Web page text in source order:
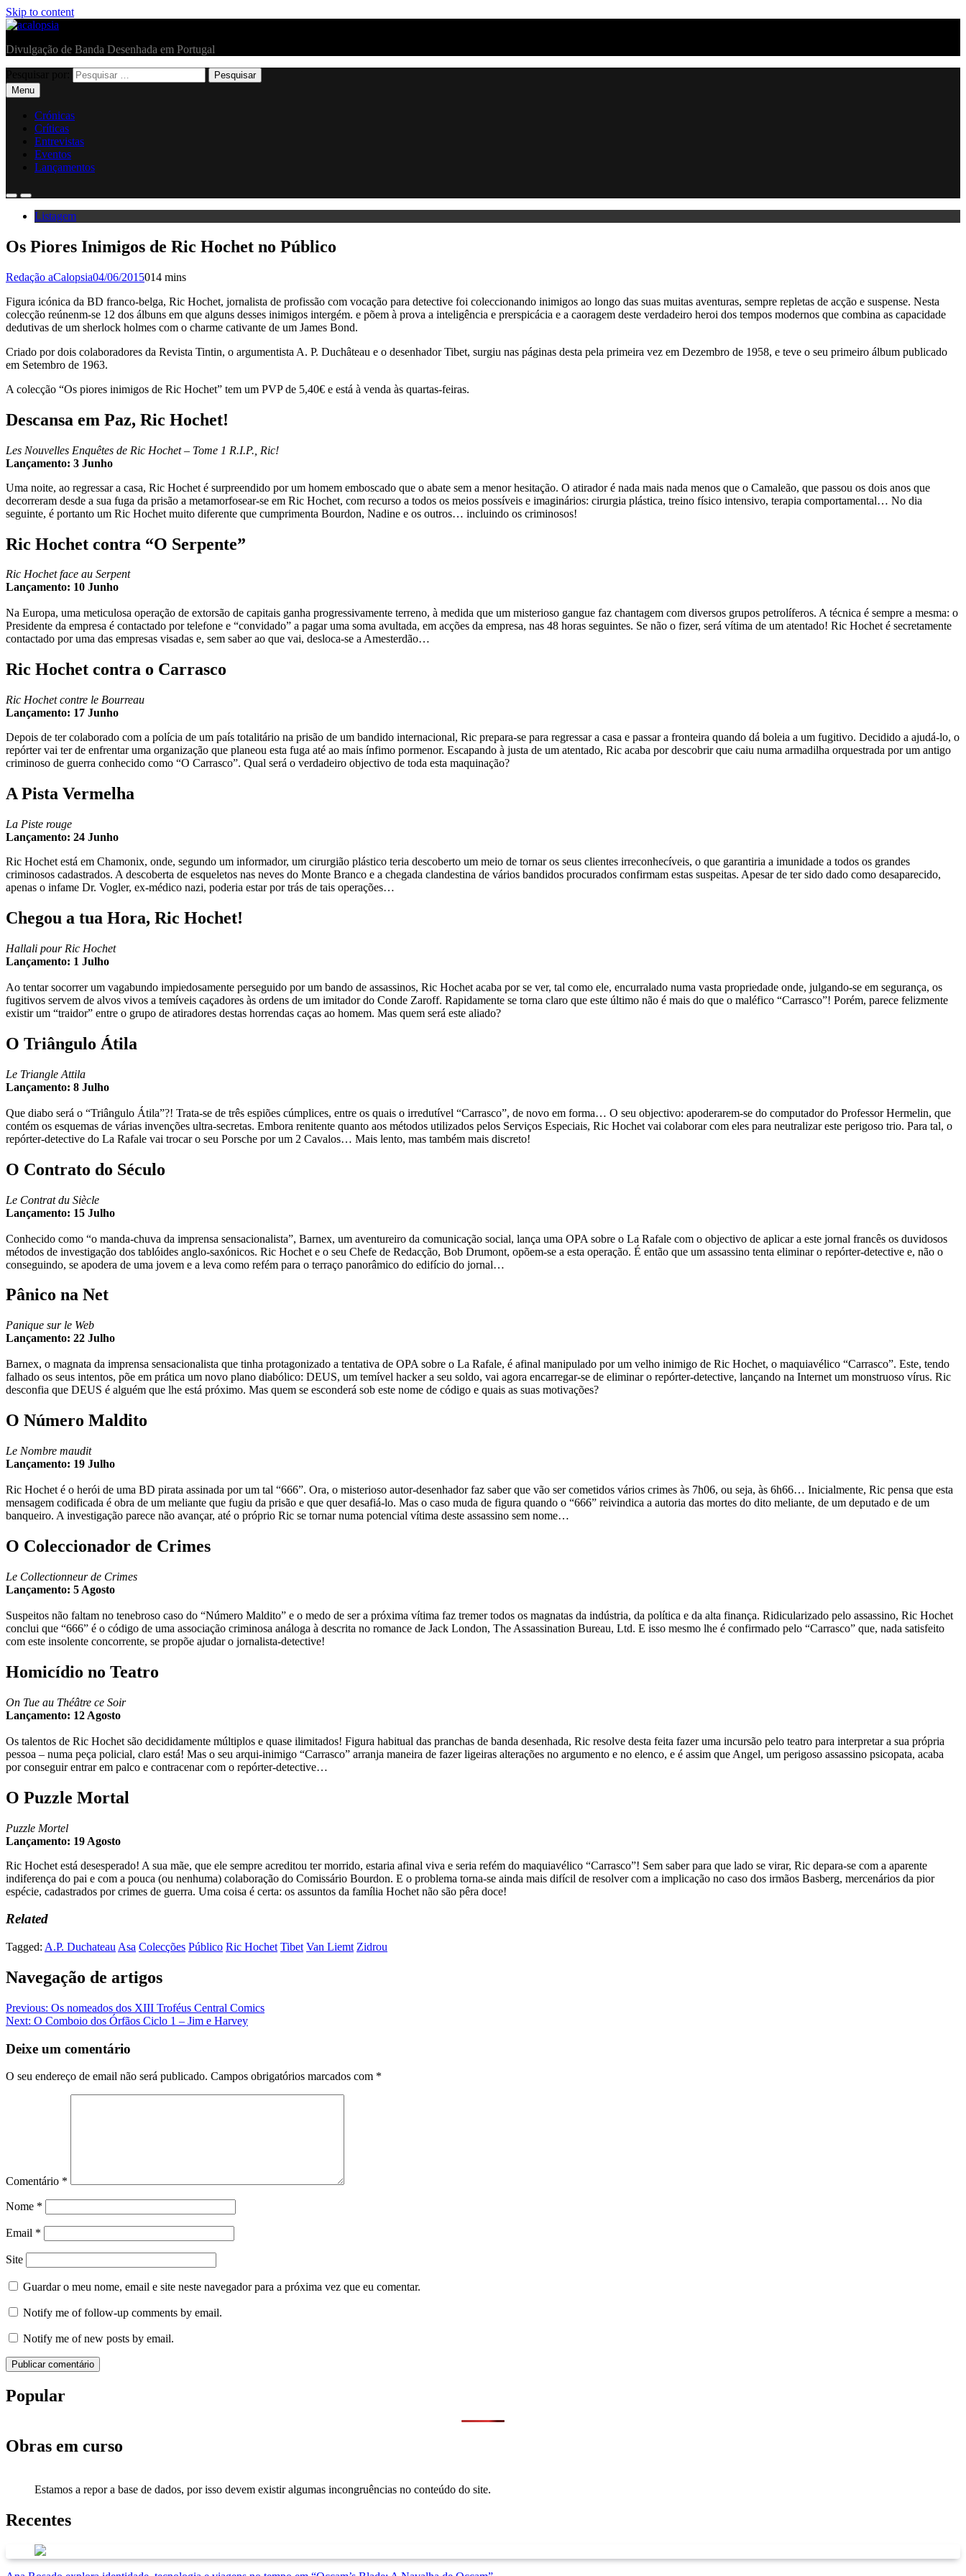
Skip to content
acalopsia
Divulgação de Banda Desenhada em Portugal
Menu
Crónicas
Críticas
Entrevistas
Eventos
Lançamentos
Listagem
Os Piores Inimigos de Ric Hochet no Público
Redação aCalopsia04/06/2015014 mins
Figura icónica da BD franco-belga, Ric Hochet, jornalista de profissão com vocação para detective foi coleccionando inimigos ao longo das suas muitas aventuras, sempre repletas de acção e suspense. Nesta
colecção reúnenm-se 12 dos álbuns em que alguns desses inimigos intergém. e põem à prova a inteligência e prerspicácia e a caoragem deste verdadeiro heroi dos tempos modernos que combina as capacidade
dedutivas de um sherlock holmes com o charme cativante de um James Bond.
Criado por dois colaboradores da Revista Tintin, o argumentista A. P. Duchâteau e o desenhador Tibet, surgiu nas páginas desta pela primeira vez em Dezembro de 1958, e teve o seu primeiro álbum publicado
em Setembro de 1963.
A colecção “Os piores inimigos de Ric Hochet” tem um PVP de 5,40€ e está à venda às quartas-feiras.
Descansa em Paz, Ric Hochet!
Les Nouvelles Enquêtes de Ric Hochet – Tome 1 R.I.P., Ric!
Lançamento: 3 Junho
Uma noite, ao regressar a casa, Ric Hochet é surpreendido por um homem emboscado que o abate sem a menor hesitação. O atirador é nada mais nada menos que o Camaleão, que passou os dois anos que
decorreram desde a sua fuga da prisão a metamorfosear-se em Ric Hochet, com recurso a todos os meios possíveis e imaginários: cirurgia plástica, treino físico intensivo, terapia comportamental… No dia
seguinte, é portanto um Ric Hochet muito diferente que cumprimenta Bourdon, Nadine e os outros… incluindo os criminosos!
Ric Hochet contra “O Serpente”
Ric Hochet face au Serpent
Lançamento: 10 Junho
Na Europa, uma meticulosa operação de extorsão de capitais ganha progressivamente terreno, à medida que um misterioso gangue faz chantagem com diversos grupos petrolíferos. A técnica é sempre a mesma: o
Presidente da empresa é contactado por telefone e “convidado” a pagar uma soma avultada, em acções da empresa, nas 48 horas seguintes. Se não o fizer, será vítima de um atentado! Ric Hochet é secretamente
contactado por uma das empresas visadas e, sem saber ao que vai, desloca-se a Amesterdão…
Ric Hochet contra o Carrasco
Ric Hochet contre le Bourreau
Lançamento: 17 Junho
Depois de ter colaborado com a polícia de um país totalitário na prisão de um bandido internacional, Ric prepara-se para regressar a casa e passar a fronteira quando dá boleia a um fugitivo. Decidido a ajudá-lo, o
repórter vai ter de enfrentar uma organização que planeou esta fuga até ao mais ínfimo pormenor. Escapando à justa de um atentado, Ric acaba por descobrir que caiu numa armadilha orquestrada por um antigo
criminoso de guerra conhecido como “O Carrasco”. Qual será o verdadeiro objectivo de toda esta maquinação?
A Pista Vermelha
La Piste rouge
Lançamento: 24 Junho
Ric Hochet está em Chamonix, onde, segundo um informador, um cirurgião plástico teria descoberto um meio de tornar os seus clientes irreconhecíveis, o que garantiria a imunidade a todos os grandes
criminosos cadastrados. A descoberta de esqueletos nas neves do Monte Branco e a chegada clandestina de vários bandidos procurados confirmam estas suspeitas. Apesar de ter sido dado como desaparecido,
apenas o infame Dr. Vogler, ex-médico nazi, poderia estar por trás de tais operações…
Chegou a tua Hora, Ric Hochet!
Hallali pour Ric Hochet
Lançamento: 1 Julho
Ao tentar socorrer um vagabundo impiedosamente perseguido por um bando de assassinos, Ric Hochet acaba por se ver, tal como ele, encurralado numa vasta propriedade onde, julgando-se em segurança, os
fugitivos servem de alvos vivos a temíveis caçadores às ordens de um imitador do Conde Zaroff. Rapidamente se torna claro que este último não é mais do que o maléfico “Carrasco”! Porém, parece felizmente
existir um “traidor” entre o grupo de atiradores destas horrendas caças ao homem. Mas quem será este aliado?
O Triângulo Átila
Le Triangle Attila
Lançamento: 8 Julho
Que diabo será o “Triângulo Átila”?! Trata-se de três espiões cúmplices, entre os quais o irredutível “Carrasco”, de novo em forma… O seu objectivo: apoderarem-se do computador do Professor Hermelin, que
contém os esquemas de várias invenções ultra-secretas. Embora renitente quanto aos métodos utilizados pelos Serviços Especiais, Ric Hochet vai colaborar com eles para neutralizar este perigoso trio. Para tal, o
repórter-detective do La Rafale vai trocar o seu Porsche por um 2 Cavalos… Mais lento, mas também mais discreto!
O Contrato do Século
Le Contrat du Siècle
Lançamento: 15 Julho
Conhecido como “o manda-chuva da imprensa sensacionalista”, Barnex, um aventureiro da comunicação social, lança uma OPA sobre o La Rafale com o objectivo de aplicar a este jornal francês os duvidosos
métodos de investigação dos tablóides anglo-saxónicos. Ric Hochet e o seu Chefe de Redacção, Bob Drumont, opõem-se a esta operação. É então que um assassino tenta eliminar o repórter-detective e, não o
conseguindo, se apodera de uma jovem e a leva como refém para o terraço panorâmico do edifício do jornal…
Pânico na Net
Panique sur le Web
Lançamento: 22 Julho
Barnex, o magnata da imprensa sensacionalista que tinha protagonizado a tentativa de OPA sobre o La Rafale, é afinal manipulado por um velho inimigo de Ric Hochet, o maquiavélico “Carrasco”. Este, tendo
falhado os seus intentos, põe em prática um novo plano diabólico: DEUS, um temível hacker a seu soldo, vai agora encarregar-se de eliminar o repórter-detective, lançando na Internet um monstruoso vírus. Ric
desconfia que DEUS é alguém que lhe está próximo. Mas quem se esconderá sob este nome de código e quais as suas motivações?
O Número Maldito
Le Nombre maudit
Lançamento: 19 Julho
Ric Hochet é o herói de uma BD pirata assinada por um tal “666”. Ora, o misterioso autor-desenhador faz saber que vão ser cometidos vários crimes às 7h06, ou seja, às 6h66… Inicialmente, Ric pensa que esta
mensagem codificada é obra de um meliante que fugiu da prisão e que quer desafiá-lo. Mas o caso muda de figura quando o “666” reivindica a autoria das mortes do dito meliante, de um deputado e de um
banqueiro. A investigação parece não avançar, até o próprio Ric se tornar numa potencial vítima deste assassino sem nome…
O Coleccionador de Crimes
Le Collectionneur de Crimes
Lançamento: 5 Agosto
Suspeitos não faltam no tenebroso caso do “Número Maldito” e o medo de ser a próxima vítima faz tremer todos os magnatas da indústria, da política e da alta finança. Ridicularizado pelo assassino, Ric Hochet
conclui que “666” é o código de uma associação criminosa análoga à descrita no romance de Jack London, The Assassination Bureau, Ltd. E isso mesmo lhe é confirmado pelo “Carrasco” que, nada satisfeito
com este insolente concorrente, se propõe ajudar o jornalista-detective!
Homicídio no Teatro
On Tue au Théâtre ce Soir
Lançamento: 12 Agosto
Os talentos de Ric Hochet são decididamente múltiplos e quase ilimitados! Figura habitual das pranchas de banda desenhada, Ric resolve desta feita fazer uma incursão pelo teatro para interpretar a sua própria
pessoa – numa peça policial, claro está! Mas o seu arqui-inimigo “Carrasco” arranja maneira de fazer ligeiras alterações no argumento e no elenco, e é assim que Angel, um perigoso assassino psicopata, acaba
por conseguir entrar em palco e contracenar com o repórter-detective…
O Puzzle Mortal
Puzzle Mortel
Lançamento: 19 Agosto
Ric Hochet está desesperado! A sua mãe, que ele sempre acreditou ter morrido, estaria afinal viva e seria refém do maquiavélico “Carrasco”! Sem saber para que lado se virar, Ric depara-se com a aparente
indiferença do pai e com a pouca (ou nenhuma) colaboração do Comissário Bourdon. E o problema torna-se ainda mais difícil de resolver com a implicação no caso dos irmãos Basberg, mercenários da pior
espécie, cadastrados por crimes de guerra. Uma coisa é certa: os assuntos da família Hochet não são pêra doce!
Related
Tagged: A.P. Duchateau Asa Colecções Público Ric Hochet Tibet Van Liemt Zidrou
Navegação de artigos
Previous: Os nomeados dos XIII Troféus Central Comics
Next: O Comboio dos Órfãos Ciclo 1 – Jim e Harvey
Deixe um comentário
O seu endereço de email não será publicado. Campos obrigatórios marcados com *
Comentário *
Nome *
Email *
Site
Guardar o meu nome, email e site neste navegador para a próxima vez que eu comentar.
Notify me of follow-up comments by email.
Notify me of new posts by email.
Popular
Obras em curso
Estamos a repor a base de dados, por isso devem existir algumas incongruências no conteúdo do site.
Recentes